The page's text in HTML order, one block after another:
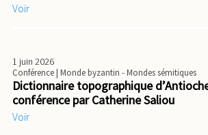
Voir
1 juin 2026
Conférence| Monde byzantin - Mondes sémitiques
Dictionnaire topographique
conférence par Catherine Saliou
Voir